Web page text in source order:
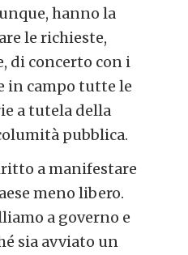
hanno la
le richieste,
di concerto con i
in campo tutte le
a tutela della
pubblica.
a manifestare
meno libero.
a governo e
sia avviato un